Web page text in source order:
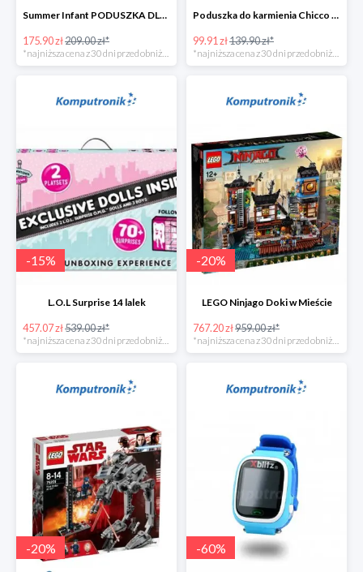
Summer Infant PODUSZKA DLA KOBIET W CIĄŻY 4w1
175.90 zł209.00 zł*
Poduszka do karmienia Chicco Boppy Ladybug Lane + wyprawka
99.91 zł139.90 zł*
-15%
L.O.L Surprise 14 lalek
457.07 zł539.00 zł*
*najniższa cena z 30 dni przed obniżką
-20%
LEGO Ninjago Doki w Mieście
767.20 zł959.00 zł*
*najniższa cena z 30 dni przed obniżką
-20% -60%